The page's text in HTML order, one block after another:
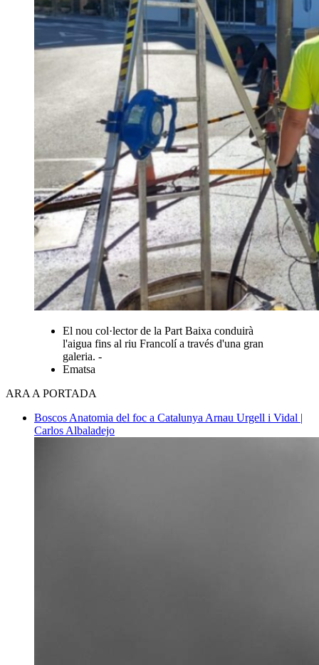
El nou col·lector de la Part Baixa conduirà
l'aigua fins al riu Francolí a través d'una gran
galeria. -
Ematsa
ARA A PORTADA
Boscos Anatomia del foc a Catalunya Arnau Urgell i Vidal |
Carlos Albaladejo